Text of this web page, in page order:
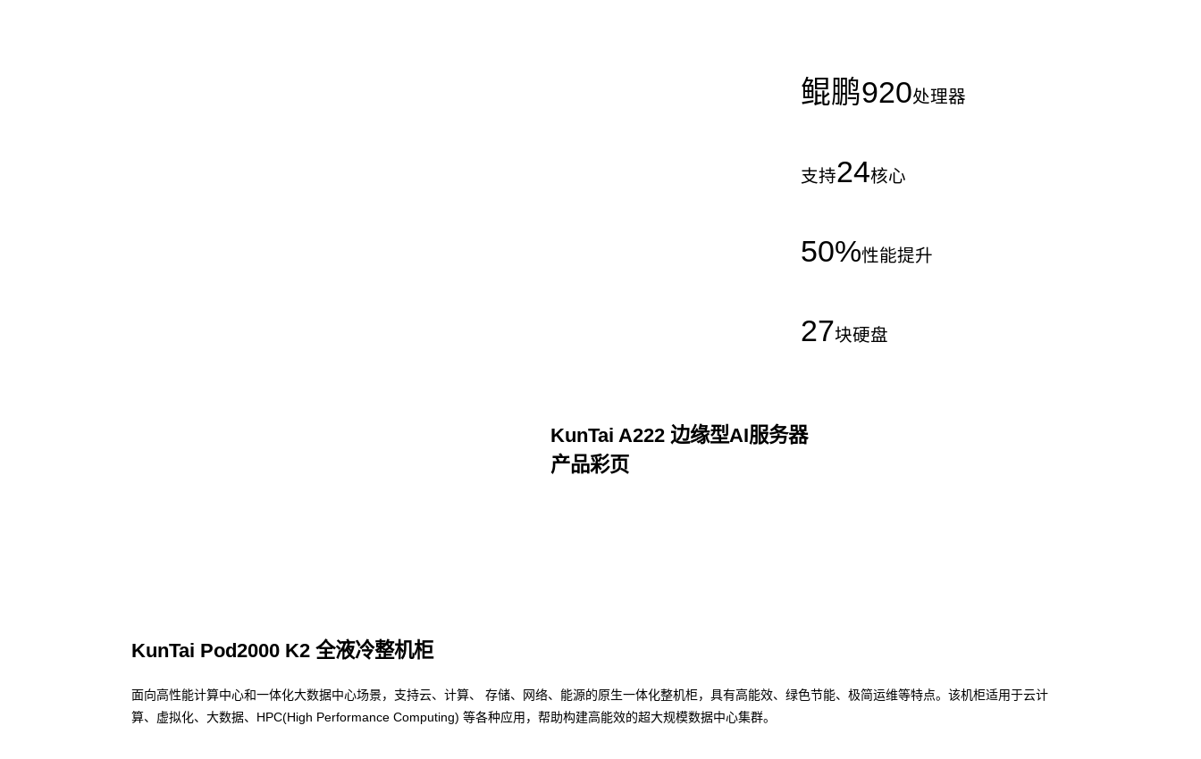
鲲鹏920处理器
支持24核心
50%性能提升
27块硬盘
KunTai A222 边缘型AI服务器
产品彩页
KunTai Pod2000 K2 全液冷整机柜
面向高性能计算中心和一体化大数据中心场景，支持云、计算、 存储、网络、能源的原生一体化整机柜，具有高能效、绿色节能、极简运维等特点。该机柜适用于云计
算、虚拟化、大数据、HPC(High Performance Computing) 等各种应用，帮助构建高能效的超大规模数据中心集群。